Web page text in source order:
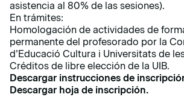
asistencia al 80% de las sesiones).
En trámites:
Homologación de actividades de
permanente del profesorado por la
d’Educació Cultura i Universitats de
Créditos de libre elección de la UIB.
Descargar instrucciones de
Descargar hoja de inscripción.